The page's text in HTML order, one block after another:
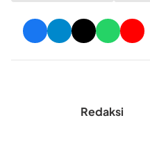
Redaksi